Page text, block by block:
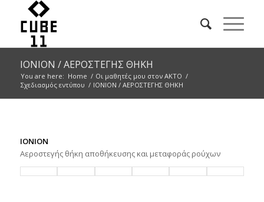
ΙΟΝΙΟΝ / ΑΕΡΟΣΤΕΓΗΣ ΘΗΚΗ
You are here: Home / Οι μαθητές μου στον ΑΚΤΟ /
Σχεδιασμός εντύπου / ΙΟΝΙΟΝ / ΑΕΡΟΣΤΕΓΗΣ ΘΗΚΗ
ΙΟΝΙΟΝ
Αεροστεγής θήκη αποθήκευσης και μεταφοράς ρούχων